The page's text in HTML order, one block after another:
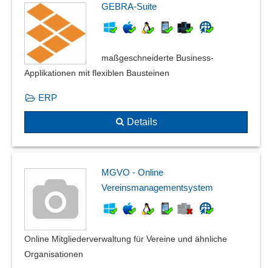
GEBRA-Suite
maßgeschneiderte Business-
Applikationen mit flexiblen Bausteinen
ERP
Details
MGVO - Online
Vereinsmanagementsystem
Online Mitgliederverwaltung für Vereine und ähnliche
Organisationen